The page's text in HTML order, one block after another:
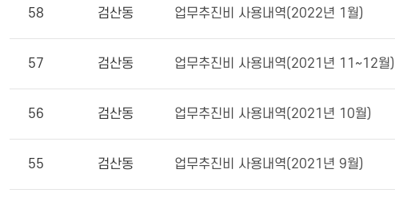
58 검산동 업무추진비 사용내역(2022년 1월)
57 검산동 업무추진비 사용내역(2021년 11~12월)
56 검산동 업무추진비 사용내역(2021년 10월)
55 검산동 업무추진비 사용내역(2021년 9월)